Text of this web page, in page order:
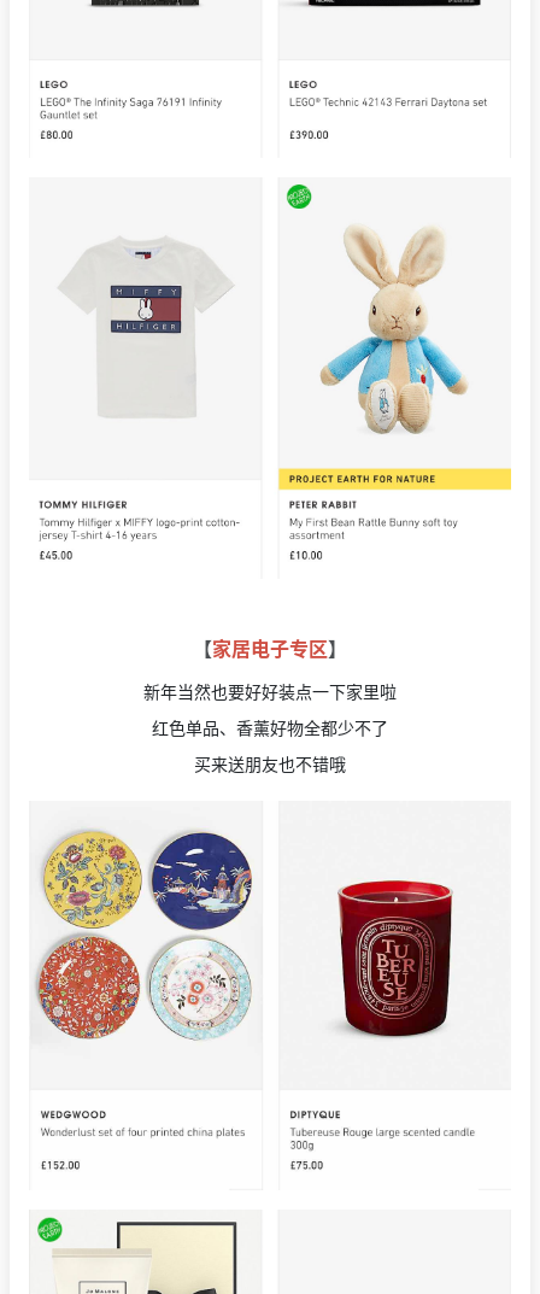
【家居电子专区】
新年当然也要好好装点一下家里啦
红色单品、香薰好物全都少不了
买来送朋友也不错哦